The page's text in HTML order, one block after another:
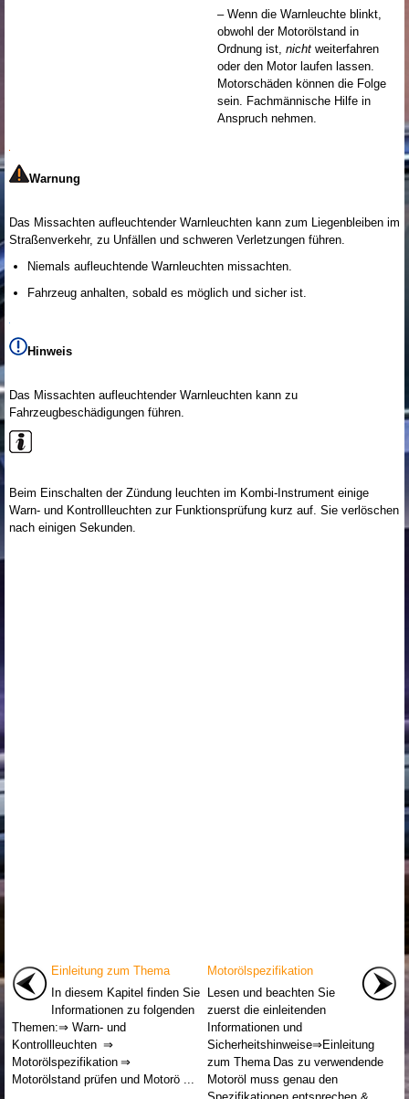
– Wenn die Warnleuchte blinkt,
obwohl der Motorölstand in
Ordnung ist, nicht weiterfahren
oder den Motor laufen lassen.
Motorschäden können die Folge
sein. Fachmännische Hilfe in
Anspruch nehmen.
Warnung
Das Missachten aufleuchtender Warnleuchten kann zum Liegenbleiben im
Straßenverkehr, zu Unfällen und schweren Verletzungen führen.
Niemals aufleuchtende Warnleuchten missachten.
Fahrzeug anhalten, sobald es möglich und sicher ist.
Hinweis
Das Missachten aufleuchtender Warnleuchten kann zu
Fahrzeugbeschädigungen führen.
Beim Einschalten der Zündung leuchten im Kombi-Instrument einige
Warn- und Kontrollleuchten zur Funktionsprüfung kurz auf. Sie verlöschen
nach einigen Sekunden.
Einleitung zum Thema
In diesem Kapitel finden Sie
Informationen zu folgenden
Themen:⇒ Warn- und
Kontrollleuchten ⇒
Motorölspezifikation ⇒
Motorölstand prüfen und Motorö ...
Motorölspezifikation
Lesen und beachten Sie
zuerst die einleitenden
Informationen und
Sicherheitshinweise⇒Einleitung
zum Thema Das zu verwendende
Motoröl muss genau den